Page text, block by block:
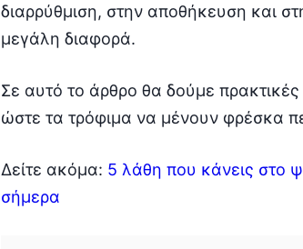
διαρρύθμιση, στην αποθήκευση και
μεγάλη διαφορά.
Σε αυτό το άρθρο θα δούμε
ώστε τα τρόφιμα να μένουν φρέσκα
Δείτε ακόμα: 5 λάθη που κάνεις στο
σήμερα